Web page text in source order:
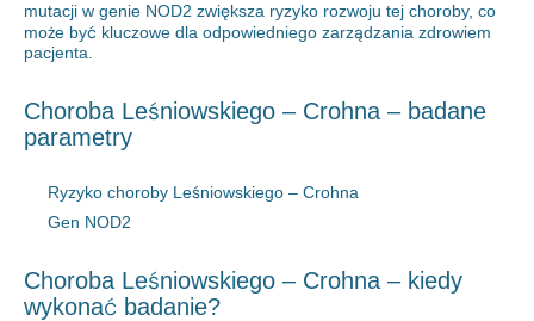
mutacji w genie NOD2 zwiększa ryzyko rozwoju tej choroby, co
może być kluczowe dla odpowiedniego zarządzania zdrowiem
pacjenta.
Choroba Leśniowskiego – Crohna – badane
parametry
Ryzyko choroby Leśniowskiego – Crohna
Gen NOD2
Choroba Leśniowskiego – Crohna – kiedy
wykonać badanie?